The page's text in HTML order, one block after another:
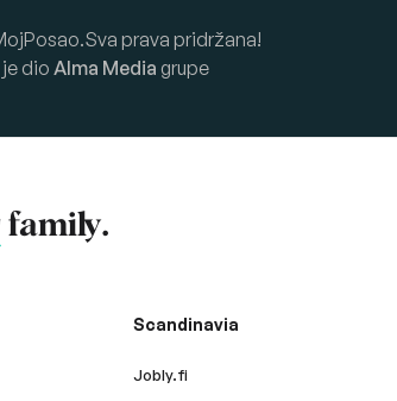
prava pridržana!
je dioAlma Media grupe
family.
Scandinavia
Jobly.fi